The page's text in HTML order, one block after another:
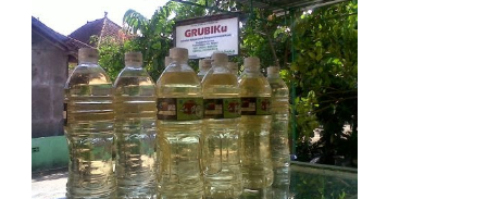
SUMATERA